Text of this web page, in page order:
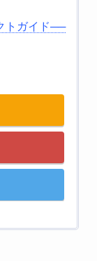
トガイド──